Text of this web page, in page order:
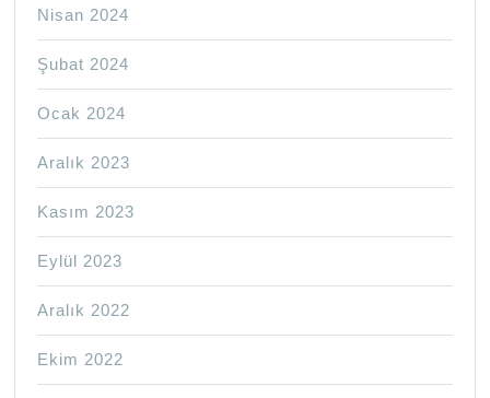
Nisan 2024
Şubat 2024
Ocak 2024
Aralık 2023
Kasım 2023
Eylül 2023
Aralık 2022
Ekim 2022